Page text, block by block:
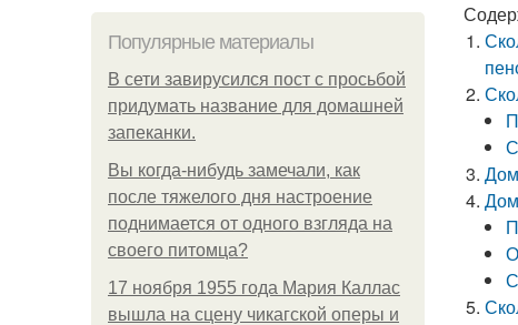
Популярные материалы
В сети завирусился пост с просьбой
придумать название для домашней
запеканки.
Вы когда-нибудь замечали, как
после тяжелого дня настроение
поднимается от одного взгляда на
своего питомца?
17 ноября 1955 года Мария Каллас
вышла на сцену чикагской оперы и